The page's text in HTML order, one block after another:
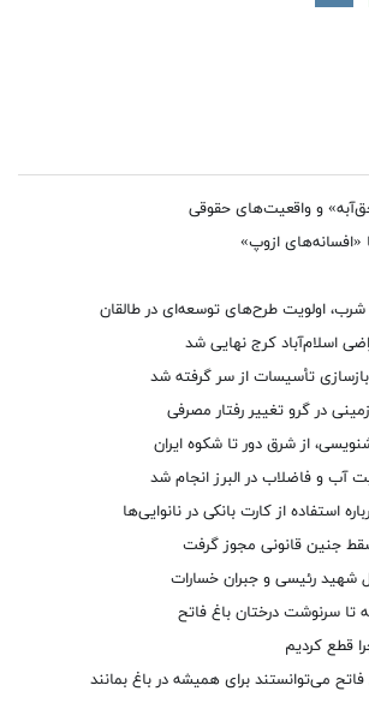
و واقعیت‌های حقوقی
«افسانه‌های ازوپ»
اولویت طرح‌های توسعه‌ای در طالقان
اسلام‌آباد کرج نهایی شد
تأسیسات از سر گرفته شد
در گرو تغییر رفتار مصرفی
از شرق دور تا شکوه ایران
استفاده از کارت بانکی در نانوایی‌ها
شهید رئیسی و جبران خسارات
تا سرنوشت درختان باغ فاتح
قطع کردیم
می‌توانستند برای همیشه در باغ بمانند